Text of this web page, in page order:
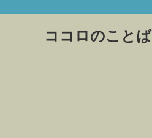
ココロのことば